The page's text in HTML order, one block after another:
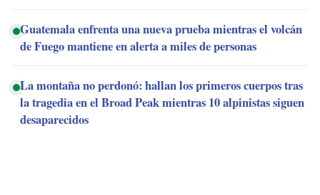
Guatemala enfrenta una nueva prueba mientras el volcán
de Fuego mantiene en alerta a miles de personas
La montaña no perdonó: hallan los primeros cuerpos tras
la tragedia en el Broad Peak mientras 10 alpinistas siguen
desaparecidos